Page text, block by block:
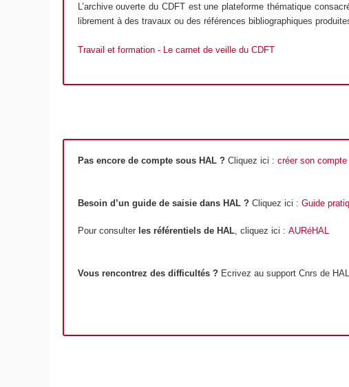
L’archive ouverte du CDFT est une plateforme thématique
librement à des travaux ou des références bibliographiques
Travail et formation - Le carnet de veille du CDFT
Pas encore de compte sous HAL ?Cliquez ici : créer son
Besoin d’un guide de saisie dans HAL ?Cliquez ici : Guide
Pour consulterles référentiels de HAL, cliquez ici : AURéHAL
Vous rencontrez des difficultés ?Ecrivez au support Cnrs de